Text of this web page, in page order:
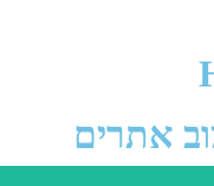
אתרים